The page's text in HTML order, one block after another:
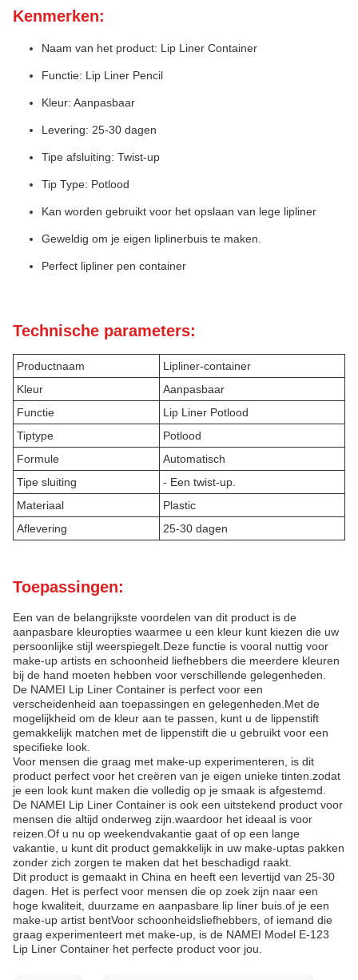
Kenmerken:
Naam van het product: Lip Liner Container
Functie: Lip Liner Pencil
Kleur: Aanpasbaar
Levering: 25-30 dagen
Tipe afsluiting: Twist-up
Tip Type: Potlood
Kan worden gebruikt voor het opslaan van lege lipliner
Geweldig om je eigen liplinerbuis te maken.
Perfect lipliner pen container
Technische parameters:
Productnaam
Lipliner-container
Kleur
Aanpasbaar
Functie
Lip Liner Potlood
Tiptype
Potlood
Formule
Automatisch
Tipe sluiting
- Een twist-up.
Materiaal
Plastic
Aflevering
25-30 dagen
Toepassingen:
Een van de belangrijkste voordelen van dit product is de
aanpasbare kleuropties waarmee u een kleur kunt kiezen die uw
persoonlijke stijl weerspiegelt.Deze functie is vooral nuttig voor
make-up artists en schoonheid liefhebbers die meerdere kleuren
bij de hand moeten hebben voor verschillende gelegenheden.
De NAMEI Lip Liner Container is perfect voor een
verscheidenheid aan toepassingen en gelegenheden.Met de
mogelijkheid om de kleur aan te passen, kunt u de lippenstift
gemakkelijk matchen met de lippenstift die u gebruikt voor een
specifieke look.
Voor mensen die graag met make-up experimenteren, is dit
product perfect voor het creëren van je eigen unieke tinten.zodat
je een look kunt maken die volledig op je smaak is afgestemd.
De NAMEI Lip Liner Container is ook een uitstekend product voor
mensen die altijd onderweg zijn.waardoor het ideaal is voor
reizen.Of u nu op weekendvakantie gaat of op een lange
vakantie, u kunt dit product gemakkelijk in uw make-uptas pakken
zonder zich zorgen te maken dat het beschadigd raakt.
Dit product is gemaakt in China en heeft een levertijd van 25-30
dagen. Het is perfect voor mensen die op zoek zijn naar een
hoge kwaliteit, duurzame en aanpasbare lip liner buis.of je een
make-up artist bentVoor schoonheidsliefhebbers, of iemand die
graag experimenteert met make-up, is de NAMEI Model E-123
Lip Liner Container het perfecte product voor jou.